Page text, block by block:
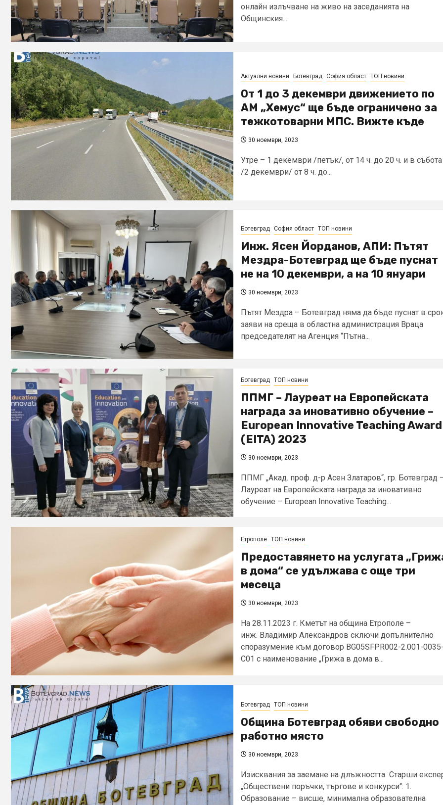
онлайн излъчване на живо на заседанията на
Общинския...
Актуални новини Ботевград София област ТОП новини
От 1 до 3 декември движението по
АМ „Хемус“ ще бъде ограничено за
тежкотоварни МПС. Вижте къде
30 ноември, 2023
Утре – 1 декември /петък/, от 14 ч. до 20 ч. и в събота
/2 декември/ от 8 ч. до...
Ботевград София област ТОП новини
Инж. Ясен Йорданов, АПИ: Пътят
Мездра-Ботевград ще бъде пуснат
не на 10 декември, а на 10 януари
30 ноември, 2023
Пътят Мездра – Ботевград няма да бъде пуснат в
заяви на среща в областна администрация Враца
председателят на Агенция “Пътна...
Ботевград ТОП новини
ППМГ – Лауреат на Европейската
награда за иновативно обучение –
European Innovative Teaching Award
(EITA) 2023
30 ноември, 2023
ППМГ „Акад. проф. д-р Асен Златаров“, гр. Ботевград
Лауреат на Европейската награда за иновативно
обучение – European Innovative Teaching...
Етрополе ТОП новини
Предоставянето на услугата
в дома“ се удължава с още три
месеца
30 ноември, 2023
На 28.11.2023 г. Кметът на община Етрополе –
инж. Владимир Александров сключи допълнително
споразумение към договор BG05SFPR002-2.001-
С01 с наименование „Грижа в дома в...
Ботевград ТОП новини
Община Ботевград обяви свободно
работно място
30 ноември, 2023
Изисквания за заемане на длъжността Старши
„Обществени поръчки, търгове и конкурси“: 1.
Образование – висше, минимална образователна